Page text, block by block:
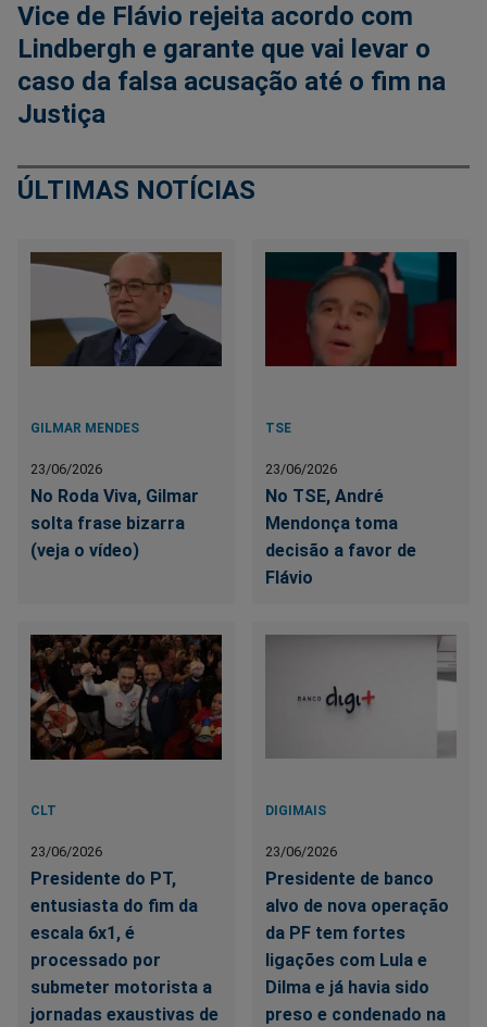
Vice de Flávio rejeita acordo com
Lindbergh e garante que vai levar o
caso da falsa acusação até o fim na
Justiça
ÚLTIMAS NOTÍCIAS
GILMAR MENDES
23/06/2026
No Roda Viva, Gilmar
solta frase bizarra
(veja o vídeo)
TSE
23/06/2026
No TSE, André
Mendonça toma
decisão a favor de
Flávio
CLT
23/06/2026
Presidente do PT,
entusiasta do fim da
escala 6x1, é
processado por
submeter motorista a
jornadas exaustivas de
DIGIMAIS
23/06/2026
Presidente de banco
alvo de nova operação
da PF tem fortes
ligações com Lula e
Dilma e já havia sido
preso e condenado na